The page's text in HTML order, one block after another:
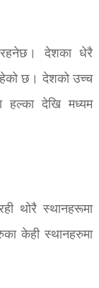
रहनेछ। देशका धेरै
छ। देशको उच्च
हल्का देखि मध्यम
थोरै स्थानहरूमा
केही स्थानहरुमा